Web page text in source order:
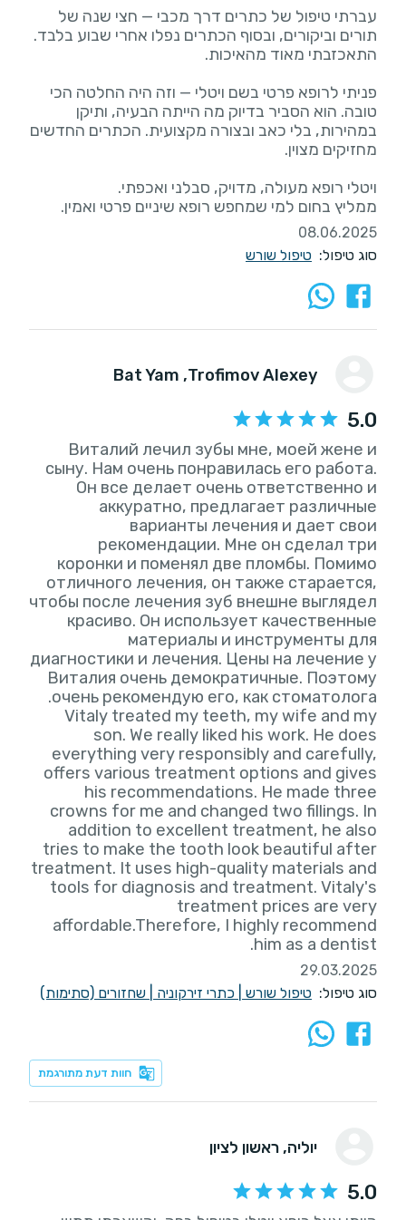
עברתי טיפול של כתרים דרך מכבי — חצי שנה של
תורים וביקורים, ובסוף הכתרים נפלו אחרי שבוע בלבד.
פניתי לרופא פרטי בשם ויטלי — וזה היה החלטה הכי
טובה. הוא הסביר בדיוק מה הייתה הבעיה, ותיקן
במהירות, בלי כאב ובצורה מקצועית. הכתרים החדשים
ממליץ בחום למי שמחפש רופא שיניים פרטי ואמין.
08.06.2025
סוג טיפול: טיפול שורש
Trofimov Alexey
, Bat Yam
5.0
Виталий лечил зубы мне, моей жене и
сыну. Нам очень понравилась его работа.
Он все делает очень ответственно и
аккуратно, предлагает различные
варианты лечения и дает свои
рекомендации. Мне он сделал три
коронки и поменял две пломбы. Помимо
отличного лечения, он также старается,
чтобы после лечения зуб внешне выглядел
красиво. Он использует качественные
материалы и инструменты для
диагностики и лечения. Цены на лечение у
Виталия очень демократичные. Поэтому
Vitaly treated my teeth, my wife and my
son. We really liked his work. He does
everything very responsibly and carefully,
offers various treatment options and gives
his recommendations. He made three
crowns for me and changed two fillings. In
addition to excellent treatment, he also
tries to make the tooth look beautiful after
treatment. It uses high-quality materials and
tools for diagnosis and treatment. Vitaly's
treatment prices are very
affordable.Therefore, I highly recommend
him as a dentist.
29.03.2025
סוג טיפול: טיפול שורש כתרי זירקוניה שחזורים (סתימות)
חוות דעת מתורגמת
יוליה, ראשון לציון
5.0